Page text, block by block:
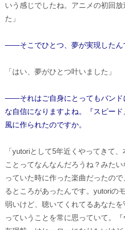
いう感じでしたね。アニメの初回
た」
――そこでひとつ、夢が実現したん
「はい、夢がひとつ叶いました」
――それはご自身にとってもバンド
な自信になりますよね。『スピー
風に作られたのですか。
「yutoriとして5年近くやってきて
ことってなんなんだろうね？みた
っていた時に作った楽曲だったの
るところがあったんです。yutoriの
弱いけど、聴いてくれてるあなた
っていうことを常に思っていて。